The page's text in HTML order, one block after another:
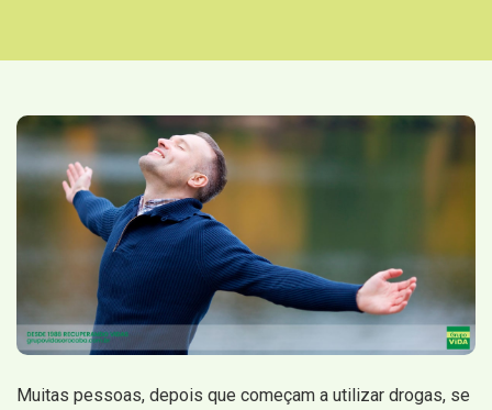
Muitas pessoas, depois que começam a utilizar drogas, se